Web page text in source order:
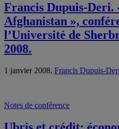
Francis Dupuis-Deri.
Afghanistan »,
l’Université de
2008.
1 janvier 2008, Francis Dupuis-Deri
Notes de conférence